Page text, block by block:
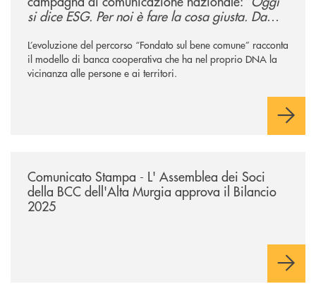
si dice ESG. Per noi è fare la cosa giusta. Da
L’evoluzione del percorso “Fondato sul bene comune” racconta
il modello di banca cooperativa che ha nel proprio DNA la
vicinanza alle persone e ai territori.
Comunicato Stampa - L' Assemblea dei Soci
della BCC dell'Alta Murgia approva il Bilancio
2025